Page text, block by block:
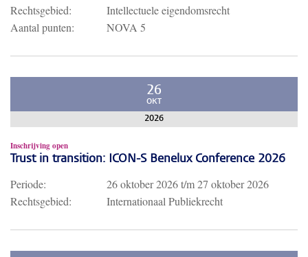
Rechtsgebied:
Intellectuele eigendomsrecht
Aantal punten:
NOVA 5
26
OKT
2026
Inschrijving open
Trust in transition: ICON-S Benelux Conference 2026
Periode: 26 oktober 2026t/m27 oktober 2026
Rechtsgebied:
Internationaal Publiekrecht